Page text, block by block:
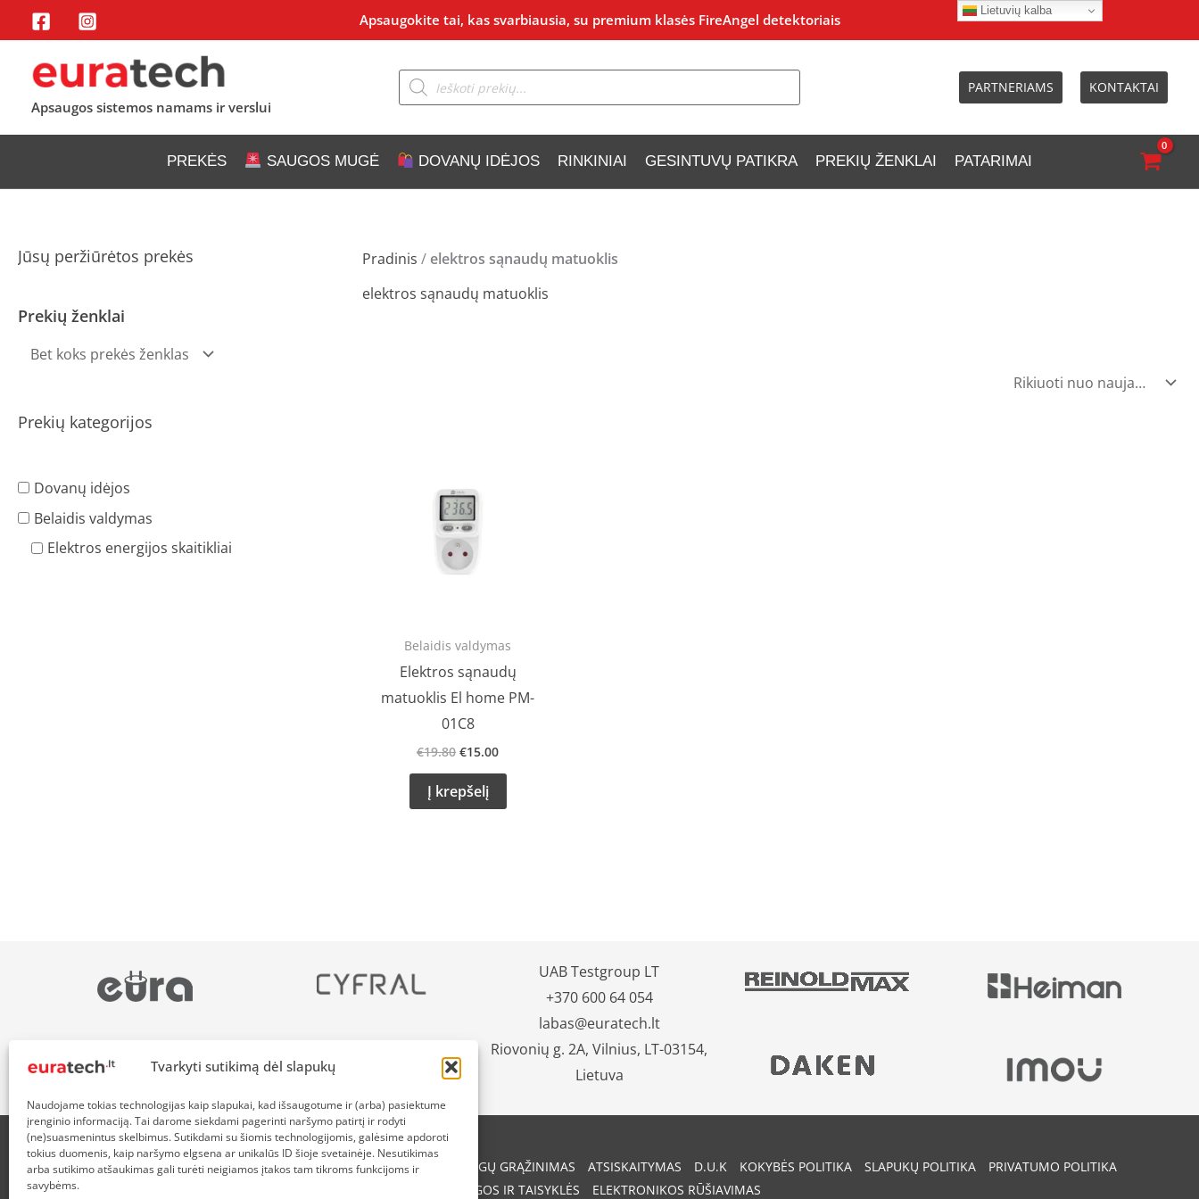
Tvarkyti sutikimą dėl slapukų
Naudojame tokias technologijas kaip slapukai, kad išsaugotume ir (arba) pasiektume
įrenginio informaciją. Tai darome siekdami pagerinti naršymo patirtį ir rodyti
(ne)suasmenintus skelbimus. Sutikdami su šiomis technologijomis, galėsime apdoroti
tokius duomenis, kaip naršymo elgsena ar unikalūs ID šioje svetainėje. Nesutikimas
arba sutikimo atšaukimas gali turėti neigiamos įtakos tam tikroms funkcijoms ir
savybėms.
Pereiti
prie
turinio
Apsaugokite tai, kas svarbiausia, su premium klasės FireAngel detektoriais
Apsaugos sistemos namams ir verslui
Products
search PARTNERIAMS KONTAKTAI
PREKĖS SAUGOS MUGĖ DOVANŲ IDĖJOS RINKINIAI GESINTUVŲ PATIKRA PREKIŲ ŽENKLAI PATARIMAI
Jūsų peržiūrėtos prekės
Prekių ženklai
Prekių kategorijos
Dovanų idėjos
Belaidis valdymas
Elektros energijos skaitikliai
Pradinis / elektros sąnaudų matuoklis
elektros sąnaudų matuoklis
Belaidis valdymas
Elektros sąnaudų
matuoklis El home PM-
01C8
€19.80
€19.80.
€15.00
Į krepšelį
UAB Testgroup LT
+370 600 64 054
labas@euratech.lt
Riovonių g. 2A, Vilnius, LT-03154,
Lietuva
APIE MUS NUOLAIDOS HEROJAMS PRISTATYMAS PREKIŲ IR PINIGŲ GRĄŽINIMAS ATSISKAITYMAS D.U.K KOKYBĖS POLITIKA SLAPUKŲ POLITIKA
PRIVATUMO POLITIKA
SĄLYGOS IR TAISYKLĖS
ELEKTRONIKOS RŪŠIAVIMAS
Lietuvių kalba